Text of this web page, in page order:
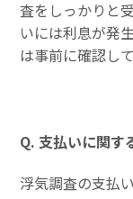
査をしっかりと
いには利息が発
は事前に確認し
Q. 支払いに関す
浮気調査の支払